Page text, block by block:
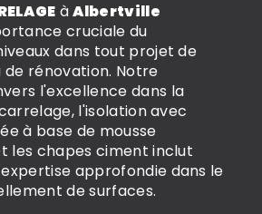
àAlbertville
cruciale du
dans tout projet de
rénovation. Notre
l'excellence dans la
l'isolation avec
à base de mousse
les chapes ciment inclut
approfondie dans le
de surfaces.